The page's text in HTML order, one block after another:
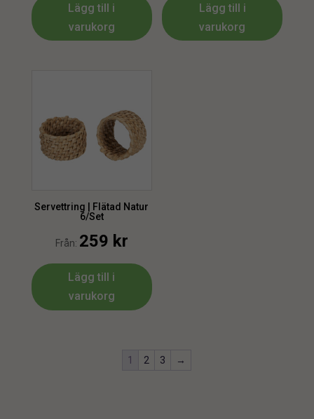
Lägg till i
varukorg
Lägg till i
varukorg
Servettring | Flätad Natur
6/Set
Från: 259 kr
Lägg till i
varukorg
1 2 3 →